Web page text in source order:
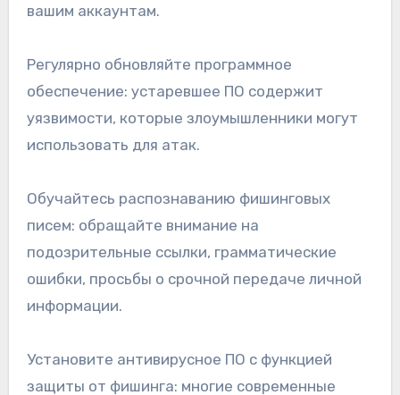
вашим аккаунтам.
Регулярно обновляйте программное
обеспечение: устаревшее ПО содержит
уязвимости, которые злоумышленники могут
использовать для атак.
Обучайтесь распознаванию фишинговых
писем: обращайте внимание на
подозрительные ссылки, грамматические
ошибки, просьбы о срочной передаче личной
информации.
Установите антивирусное ПО с функцией
защиты от фишинга: многие современные